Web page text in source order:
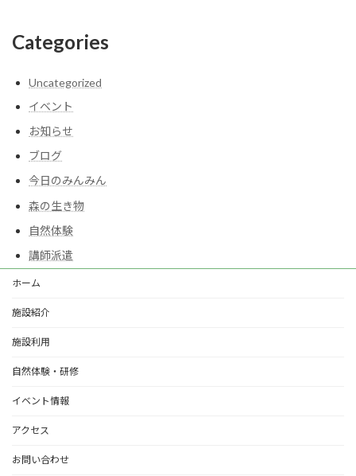
Categories
Uncategorized
イベント
お知らせ
ブログ
今日のみんみん
森の生き物
自然体験
講師派遣
ホーム
施設紹介
施設利用
自然体験・研修
イベント情報
アクセス
お問い合わせ